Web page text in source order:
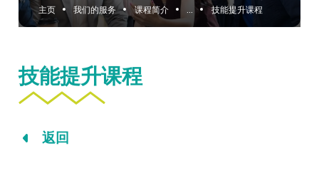
主页 我们的服务 课程简介 ... 技能提升课程
技能提升课程
返回